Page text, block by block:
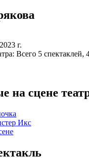
2023 г.
Всего 5 спектаклей,
на сцене
Икс